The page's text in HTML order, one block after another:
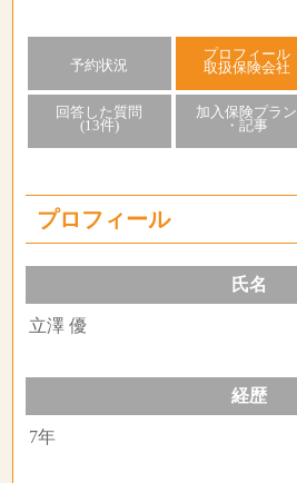
予約状況
プロフィール
取扱保険会社
回答した質問
(13件)
加入保険プラン
・記事
プロフィール
氏名
立澤 優
経歴
7年